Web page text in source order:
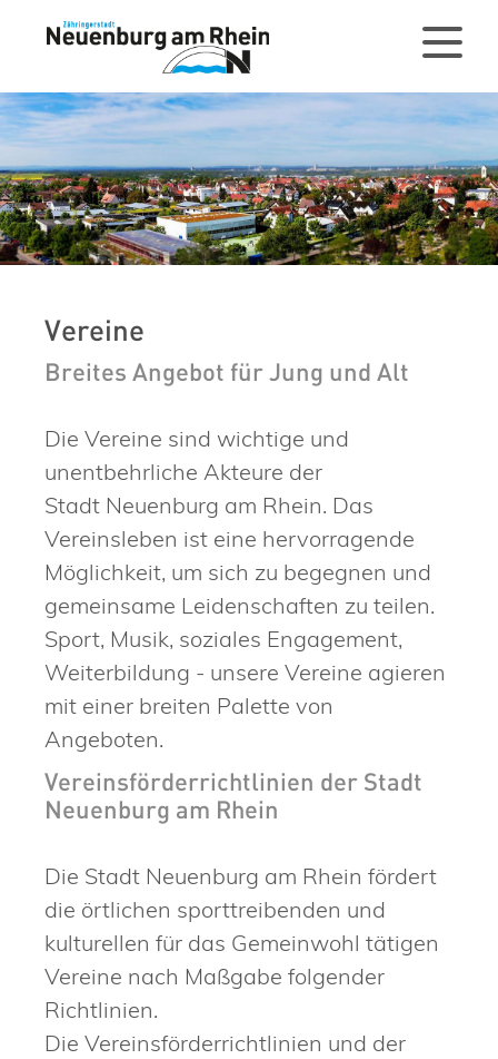
Vereine
Breites Angebot für Jung und Alt
Die Vereine sind wichtige und
unentbehrliche Akteure der
Stadt Neuenburg am Rhein. Das
Vereinsleben ist eine hervorragende
Möglichkeit, um sich zu begegnen und
gemeinsame Leidenschaften zu teilen.
Sport, Musik, soziales Engagement,
Weiterbildung - unsere Vereine agieren
mit einer breiten Palette von
Angeboten.
Vereinsförderrichtlinien der Stadt
Neuenburg am Rhein
Die Stadt Neuenburg am Rhein fördert
die örtlichen sporttreibenden und
kulturellen für das Gemeinwohl tätigen
Vereine nach Maßgabe folgender
Richtlinien.
Die Vereinsförderrichtlinien und der